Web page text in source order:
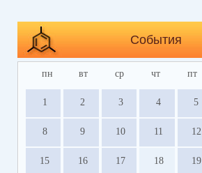
События
пн вт ср чт пт
1 2 3 4 5
8 9 10 11 12
15 16 17 18 19